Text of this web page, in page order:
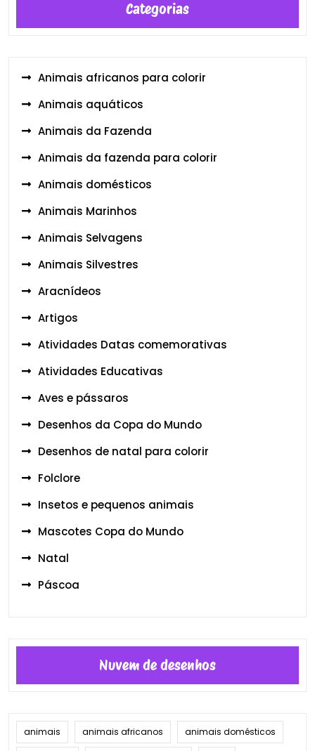
Categorias
Animais africanos para colorir
Animais aquáticos
Animais da Fazenda
Animais da fazenda para colorir
Animais domésticos
Animais Marinhos
Animais Selvagens
Animais Silvestres
Aracnídeos
Artigos
Atividades Datas comemorativas
Atividades Educativas
Aves e pássaros
Desenhos da Copa do Mundo
Desenhos de natal para colorir
Folclore
Insetos e pequenos animais
Mascotes Copa do Mundo
Natal
Páscoa
Nuvem de desenhos
animais animais africanos animais domésticos